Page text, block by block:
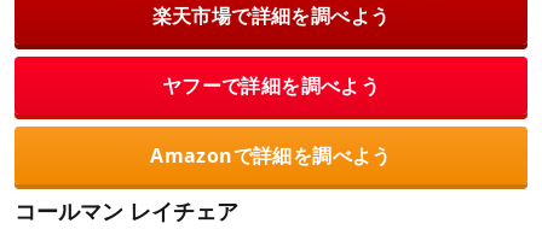
楽天市場で詳細を調べよう
ヤフーで詳細を調べよう
Amazonで詳細を調べよう
コールマン レイチェア